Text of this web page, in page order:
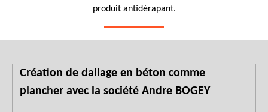
produit antidérapant.
Création de dallage en béton comme
plancher avec la société Andre BOGEY